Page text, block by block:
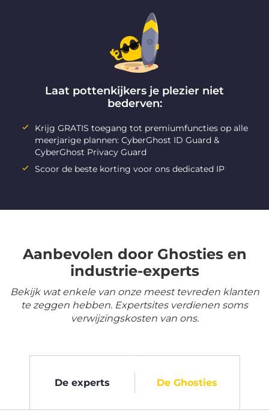
Laat pottenkijkers je plezier niet
bederven:
Krijg GRATIS toegang tot premiumfuncties op alle
meerjarige plannen: CyberGhost ID Guard &
CyberGhost Privacy Guard
Scoor de beste korting voor ons dedicated IP
Aanbevolen door Ghosties en
industrie-experts
Bekijk wat enkele van onze meest tevreden klanten
te zeggen hebben. Expertsites verdienen soms
verwijzingskosten van ons.
De experts De Ghosties